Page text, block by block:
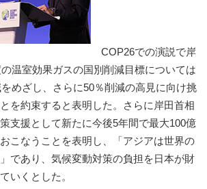
COP26での演説で岸
温室効果ガスの国別削減目標については
をめざし、さらに50％削減の高見に向け挑
を約束すると表明した。さらに岸田首相
支援として新たに今後5年間で最大100億
こなうことを表明し、「アジアは世界の
であり、気候変動対策の負担を日本が財
いくとした。